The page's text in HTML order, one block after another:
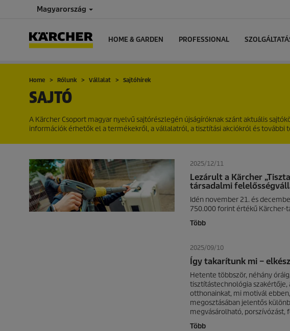
Magyarország
HOME & GARDEN PROFESSIONAL
Home Rólunk Vállalat Sajtóhírek
SAJTÓ
A Kärcher Csoport magyar nyelvű sajtórészlegén újságíróknak szánt aktuális
információk érhetők el a termékekről, a vállalatról, a tisztítási akciókról és további
2025/12/11
Lezárult a Kärcher
társadalmi
Idén november 21. és
750.000 forint értékű Kärcher-
Több
2025/09/10
Így takarítunk mi –
Hetente többször, néhány
tisztítástechnológia szakértője,
otthonainkat, mi motivál
megosztásában jelentős
megvásárolható, porszívózást,
Több